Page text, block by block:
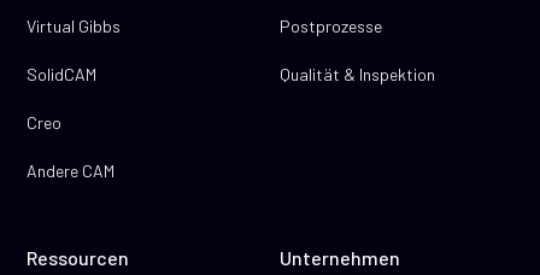
Virtual Gibbs
SolidCAM
Creo
Andere CAM
Postprozesse
Qualität & Inspektion
Ressourcen Unternehmen